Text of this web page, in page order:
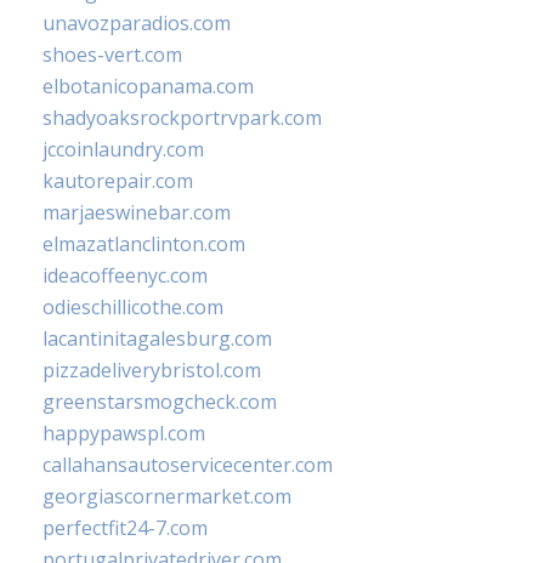
unavozparadios.com
shoes-vert.com
elbotanicopanama.com
shadyoaksrockportrvpark.com
jccoinlaundry.com
kautorepair.com
marjaeswinebar.com
elmazatlanclinton.com
ideacoffeenyc.com
odieschillicothe.com
lacantinitagalesburg.com
pizzadeliverybristol.com
greenstarsmogcheck.com
happypawspl.com
callahansautoservicecenter.com
georgiascornermarket.com
perfectfit24-7.com